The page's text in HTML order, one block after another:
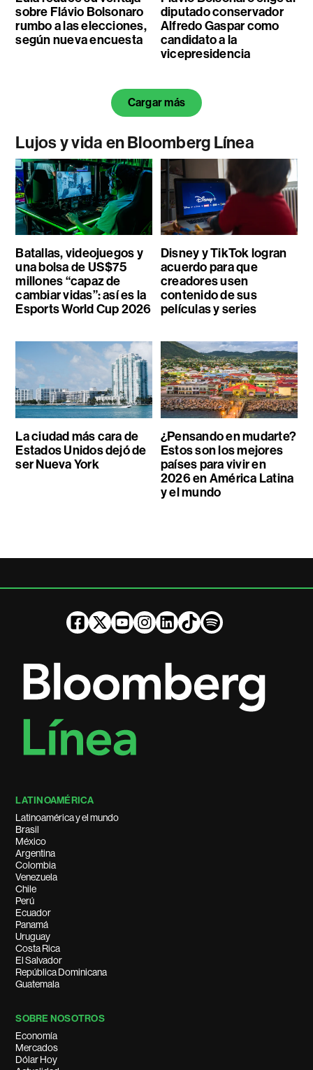
sobre Flávio Bolsonaro
rumbo a las elecciones,
según nueva encuesta
diputado conservador
Alfredo Gaspar como
candidato a la
vicepresidencia
Cargar más
Lujos y vida en Bloomberg Línea
Batallas, videojuegos y
una bolsa de US$75
millones “capaz de
cambiar vidas”: así es la
Esports World Cup 2026
Disney y TikTok logran
acuerdo para que
creadores usen
contenido de sus
películas y series
La ciudad más cara de
Estados Unidos dejó de
ser Nueva York
¿Pensando en mudarte?
Estos son los mejores
países para vivir en
2026 en América Latina
y el mundo
LATINOAMÉRICA
Latinoamérica y el mundo
Brasil
México
Argentina
Colombia
Venezuela
Chile
Perú
Ecuador
Panamá
Uruguay
Costa Rica
El Salvador
República Dominicana
Guatemala
SOBRE NOSOTROS
Economía
Mercados
Dólar Hoy